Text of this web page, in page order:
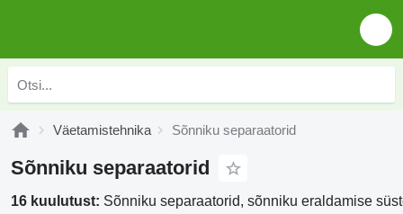
Väetamistehnika Sõnniku separaatorid
Sõnniku separaatorid
16 kuulutust: Sõnniku separaatorid, sõnniku eraldamise